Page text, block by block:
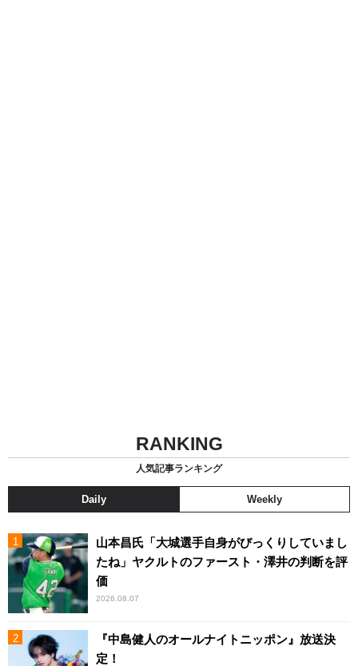
RANKING
人気記事ランキング
Daily Weekly
山本昌氏「大城選手自身がびっくりしていまし
たね」ヤクルトのファースト・澤井の判断を評
価
2026.08.07
『中島健人のオールナイトニッポン』放送決
定！